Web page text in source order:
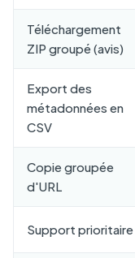
Téléchargement
ZIP groupé (avis)
Export des
métadonnées en
CSV
Copie groupée
d'URL
Support prioritaire